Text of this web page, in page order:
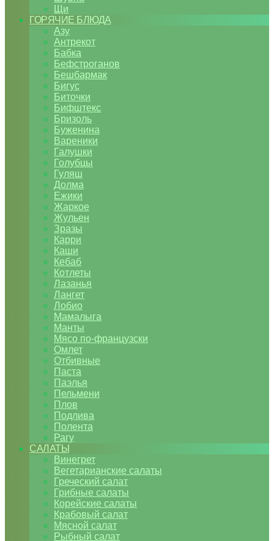
Щи
ГОРЯЧИЕ БЛЮДА
Азу
Антрекот
Бабка
Бефстроганов
Бешбармак
Бигус
Биточки
Бифштекс
Бризоль
Буженина
Вареники
Галушки
Голубцы
Гуляш
Долма
Ежики
Жаркое
Жульен
Зразы
Карри
Каши
Кебаб
Котлеты
Лазанья
Лангет
Лобио
Мамалыга
Манты
Мясо по-французски
Омлет
Отбивные
Паста
Паэлья
Пельмени
Плов
Подлива
Полента
Рагу
САЛАТЫ
Винегрет
Вегетарианские салаты
Греческий салат
Грибные салаты
Корейские салаты
Крабовый салат
Мясной салат
Рыбный салат